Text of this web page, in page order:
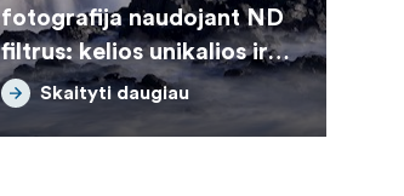
fotografija naudojant ND
filtrus: kelios unikalios ir
kūrybiškos fotografijos
Skaityti daugiau